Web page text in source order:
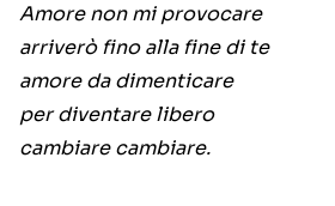
Amore non mi provocare
arriverò fino alla fine di te
amore da dimenticare
per diventare libero
cambiare cambiare.